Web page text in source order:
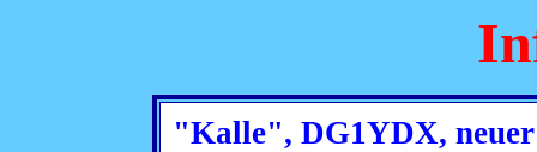
"Kalle", DG1YDX,